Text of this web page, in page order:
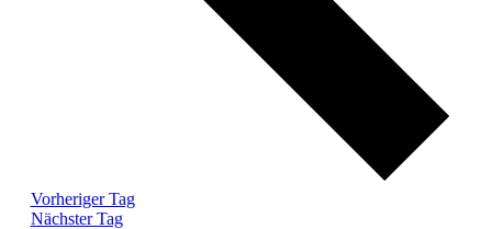
Vorheriger Tag
Nächster Tag